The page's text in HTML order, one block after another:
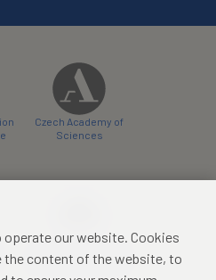
Czech Academy of
Sciences
konferenční centrum
our website. Cookies
the content of the website, to